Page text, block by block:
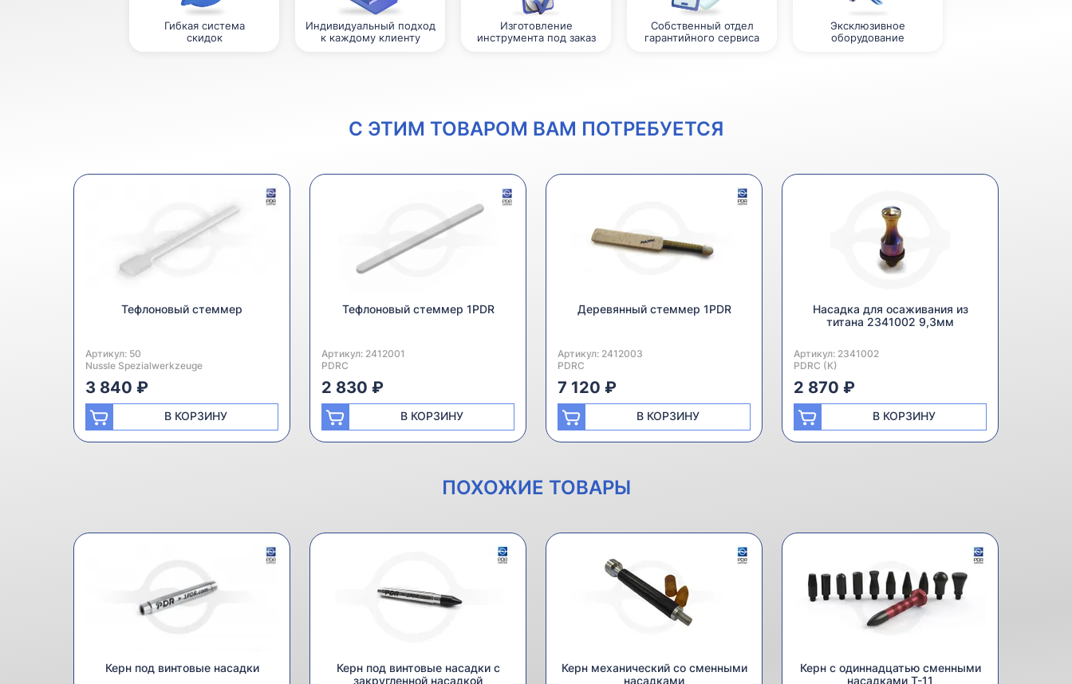
Гибкая система
скидок
Индивидуальный подход
к каждому клиенту
Изготовление
инструмента под заказ
Собственный отдел
гарантийного сервиса
Эксклюзивное
оборудование
С ЭТИМ ТОВАРОМ ВАМ ПОТРЕБУЕТСЯ
Тефлоновый стеммер
Артикул: 50
Производитель:
Nussle Spezialwerkzeuge
3 840 ₽
В КОРЗИНУ
Тефлоновый стеммер 1PDR
Артикул: 2412001
Производитель:
PDRC
2 830 ₽
В КОРЗИНУ
Деревянный стеммер 1PDR
Артикул: 2412003
Производитель:
PDRC
7 120 ₽
В КОРЗИНУ
Насадка для осаживания из
титана 2341002 9,3мм
Артикул: 2341002
Производитель:
PDRC (K)
2 870 ₽
В КОРЗИНУ
ПОХОЖИЕ ТОВАРЫ
Керн под винтовые насадки
Керн под винтовые насадки с
закругленной насадкой
Керн механический со сменными
насадками
Керн с одиннадцатью сменными
насадками T-11